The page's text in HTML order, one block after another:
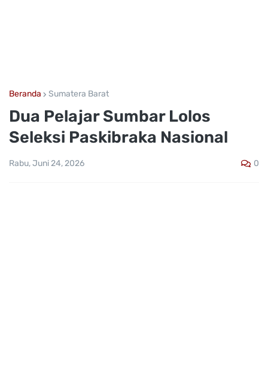
Beranda Sumatera Barat
Dua Pelajar Sumbar Lolos
Seleksi Paskibraka Nasional
Rabu, Juni 24, 2026 0